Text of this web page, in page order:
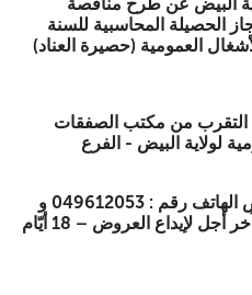
مكتب محاسبة المهمة إنجاز الحصيلة المحاسبية للسنة 2025 لصالح
(حصيرة العناد)
من مكتب الصفقات العمومية
- الفرع الوظيفي حضيرة العاد
– 18 أيّام ابتداء من
الحصيلة المحاسبية للسنة
التقرب من مكتب الصفقات
لولاية البيض - الفرع
و الكائن مقره برأس العين البيض الهاتف رقم : 049612053 و
ذلك لسحب دفتر الشروط حدد آخر أجل لإيداع العروض – 18 أيّام